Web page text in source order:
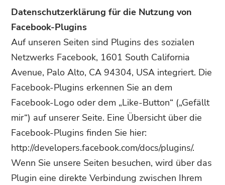
Datenschutzerklärung für die Nutzung von
Facebook-Plugins
Auf unseren Seiten sind Plugins des sozialen
Netzwerks Facebook, 1601 South California
Avenue, Palo Alto, CA 94304, USA integriert. Die
Facebook-Plugins erkennen Sie an dem
Facebook-Logo oder dem „Like-Button“ („Gefällt
mir“) auf unserer Seite. Eine Übersicht über die
Facebook-Plugins finden Sie hier:
http://developers.facebook.com/docs/plugins/.
Wenn Sie unsere Seiten besuchen, wird über das
Plugin eine direkte Verbindung zwischen Ihrem